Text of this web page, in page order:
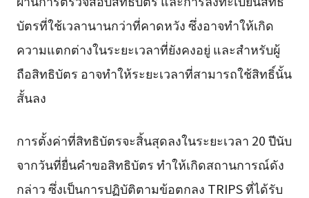
บัตรที่ใช้เวลานานกว่าที่คาดหวัง ซึ่งอาจทำให้เกิด
ความแตกต่างในระยะเวลาที่ยังคงอยู่ และสำหรับผู้
ถือสิทธิบัตร อาจทำให้ระยะเวลาที่สามารถใช้สิทธิ์นั้น
สั้นลง
การตั้งค่าที่สิทธิบัตรจะสิ้นสุดลงในระยะเวลา 20 ปีนับ
จากวันที่ยื่นคำขอสิทธิบัตร ทำให้เกิดสถานการณ์ดัง
กล่าว ซึ่งเป็นการปฏิบัติตามข้อตกลง TRIPS ที่ได้รับ